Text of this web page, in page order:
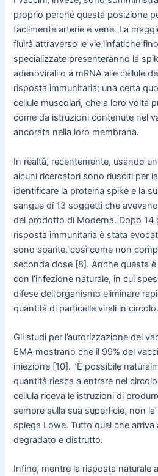
proprio perché questa posizione
facilmente arterie e vene. La
fluirà attraverso le vie linfatiche
specializzate presenteranno la
adenovirali o a mRNA alle cellule
risposta immunitaria; una certa
cellule muscolari, che a loro volta
come da istruzioni contenute nel
ancorata nella loro membrana.
In realtà, recentemente, usando
alcuni ricercatori sono riusciti per
identificare la proteina spike e la
sangue di 13 soggetti che
del prodotto di Moderna. Dopo 14
risposta immunitaria è stata
sono sparite, così come non
seconda dose [8]. Anche questa
con l’infezione naturale, in cui
difese dell’organismo eliminare
quantità di particelle virali in circolo.
Gli studi per l’autorizzazione del
EMA mostrano che il 99% del
iniezione [10]. “È possibile
quantità riesca a entrare nel
cellula riceva le istruzioni di
sempre sulla sua superficie, non la
spiega Lowe. Tutto quel che
degradato e distrutto.
Infine, mentre la risposta naturale